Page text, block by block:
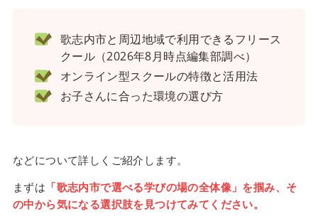
歌志内市と周辺地域で利用できるフリース
クール（2026年8月時点編集部調べ）
オンライン型スクールの特徴と活用法
お子さんに合った環境の選び方
などについて詳しくご紹介します。
まずは 「歌志内市で選べる学びの場の全体像」を掴み、そ
の中から気になる選択肢を見つけてみてください。